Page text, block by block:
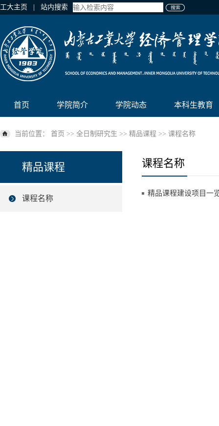
工大主页 | 站内搜索
首页 学院简介 学院动态 本科生教育
当前位置： 首页 >> 全日制研究生 >> 精品课程 >> 课程名称
精品课程
课程名称
课程名称
精品课程建设项目一